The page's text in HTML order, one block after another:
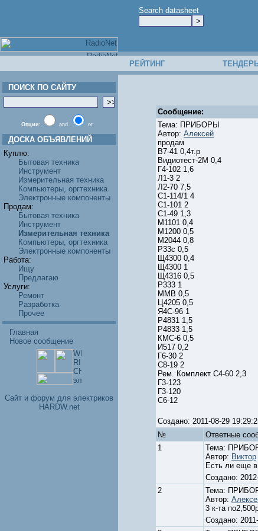
Search datasheet
РЕЙТИНГ
ПОИСК ПО САЙТУ
Опции: and or
ДОСКА ОБЪЯВЛЕНИЙ
Куплю:
Бытовая техника
Инструмент
Измерительная техника
Компьютеры, оргтехника
Электронные компоненты
Продам:
Бытовая техника
Инструмент
Измерительная техника
Компьютеры, оргтехника
Электронные компоненты
Работа:
Ищу
Предлагаю
Услуги:
Ремонт
Разработка
Прочее
Главная
Новое сообщение
Cайт и форум для электриков
HARDW.net
Сообщение:
Тема: ПРИБОРЫ
Автор: Алексей
продам
В7-41 0,4т.р
Видиотест-2М 0,4
Г4-102 1,6
Л1-3 2
Л2-70 7,5
С1-114/1 4
С1-101 2
С1-49 1,3
М1101 0,4
М1200 0,5
М2044 0,8
Р33с 0,5
Щ4300 0,4
Щ4300 1
Щ4316 0,5
Р333 1
ММВ 0,5
Ц4205 0,5
Я4С-96 1
Р4831 1,5
Р4833 1,5
КМС-6 0,5
И517 0,2
Г6-30 2
С8-19 2
Рем. Комплект С4-60 2,3
Г3-123
Г3-120
С6-12
Создано: 2011-08-29
№
Ответные
1
Тема:
Автор: Виктор
Есть ли еще
Создано:
2
Тема:
Автор:
3 к-та
Создано: